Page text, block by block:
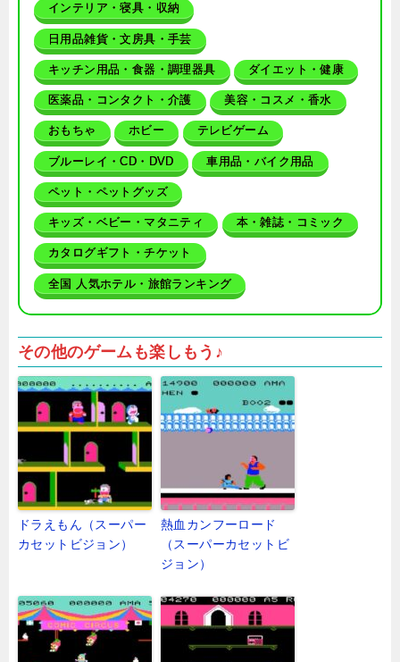
インテリア・寝具・収納
日用品雑貨・文房具・手芸
キッチン用品・食器・調理器具 ダイエット・健康
医薬品・コンタクト・介護 美容・コスメ・香水
おもちゃ ホビー テレビゲーム
ブルーレイ・CD・DVD 車用品・バイク用品
ペット・ペットグッズ
キッズ・ベビー・マタニティ 本・雑誌・コミック
カタログギフト・チケット
全国 人気ホテル・旅館ランキング
その他のゲームも楽しもう♪
ドラえもん（スーパー
カセットビジョン）
熱血カンフーロード
（スーパーカセットビ
ジョン）